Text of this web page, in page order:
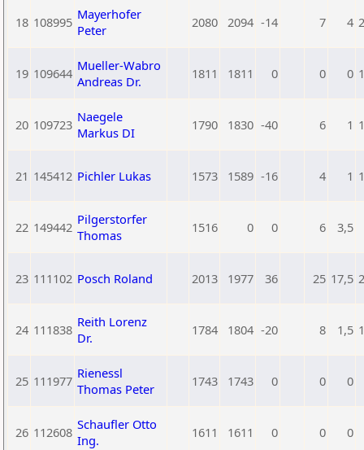
18 108995 Mayerhofer
Peter
2080 2094 -14 7 4
19 109644 Mueller-Wabro
Andreas Dr.
1811 1811 0 0 0
20 109723 Naegele
Markus DI
1790 1830 -40 6 1
21 145412 Pichler Lukas 1573 1589 -16 4 1
22 149442 Pilgerstorfer
Thomas
1516 0 0 6 3,5
23 111102 Posch Roland 2013 1977 36 25 17,5
24 111838 Reith Lorenz
Dr.
1784 1804 -20 8 1,5
25 111977 Rienessl
Thomas Peter
1743 1743 0 0 0
26 112608 Schaufler Otto
Ing.
1611 1611 0 0 0